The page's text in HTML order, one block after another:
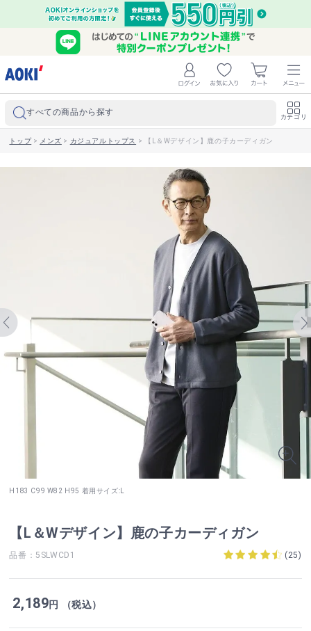
すべての商品から探す カテゴリ
トップ> メンズ > カジュアルトップス > 【L＆Wデザイン】鹿の子カーディガン
H183 C99 W82 H95 着用サイズ:L
【L＆Wデザイン】鹿の子カーディガン
品番：5SLWCD1 (25)
2,189円 （税込）